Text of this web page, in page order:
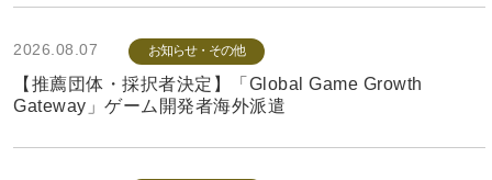
2026.08.07 お知らせ・その他
【推薦団体・採択者決定】「Global Game Growth
Gateway」ゲーム開発者海外派遣